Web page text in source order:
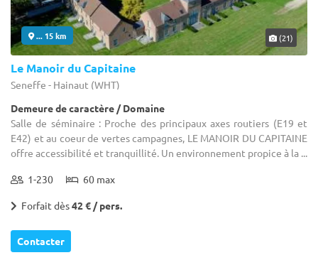
... 15 km (21)
Le Manoir du Capitaine
Seneffe - Hainaut (WHT)
Demeure de caractère / Domaine
Salle de séminaire : Proche des principaux axes routiers (E19 et
E42) et au coeur de vertes campagnes, LE MANOIR DU CAPITAINE
offre accessibilité et tranquillité. Un environnement propice à la ...
1-230 60 max
Forfait dès42 € / pers.
Contacter